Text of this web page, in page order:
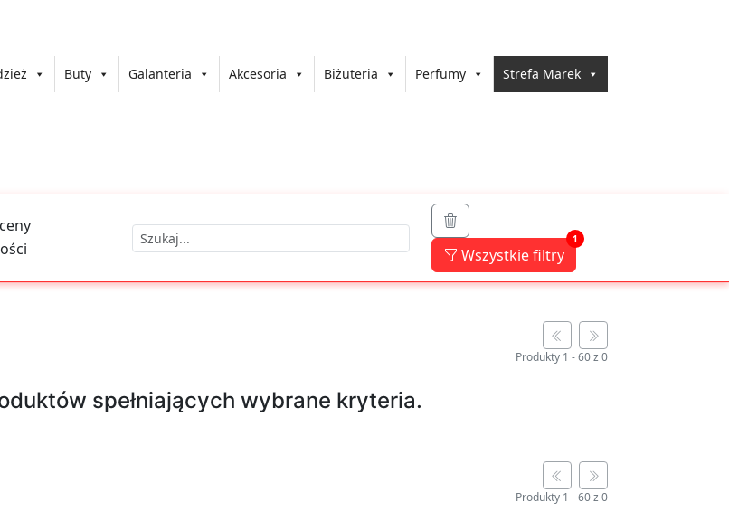
Buty Galanteria Akcesoria Biżuteria Perfumy Strefa Marek
1
Wszystkie filtry
Produkty 1 -60z 0
spełniających wybrane kryteria.
Produkty 1 -60z 0